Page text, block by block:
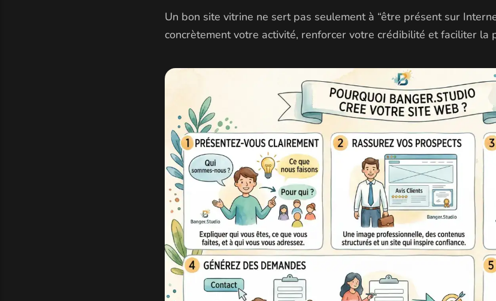
Un bon site vitrine ne sert pas seulement à “être présent sur
concrètement votre activité, renforcer votre crédibilité et faciliter la